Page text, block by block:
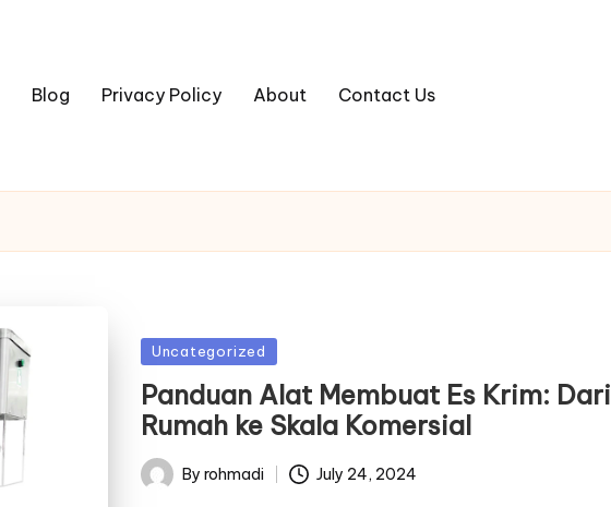
Blog Privacy Policy About Contact Us
Posted
in
Uncategorized
Panduan Alat Membuat Es Krim: Dari
Rumah ke Skala Komersial
PostedBy rohmadi July 24, 2024